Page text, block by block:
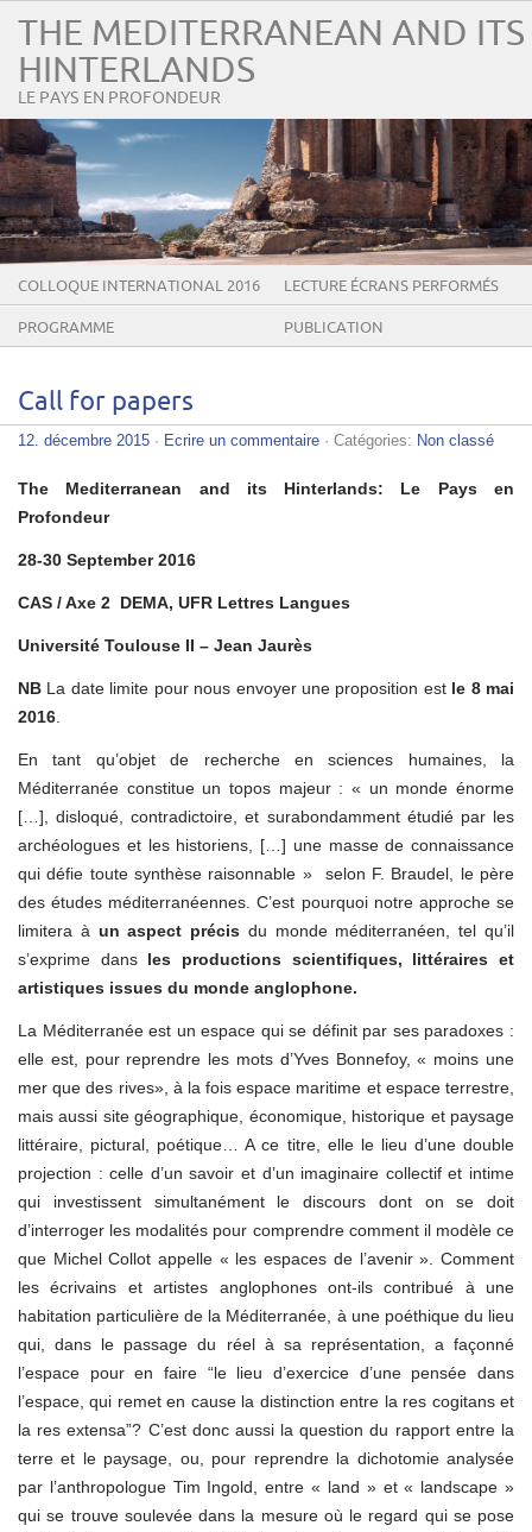
THE MEDITERRANEAN AND ITS
HINTERLANDS
LE PAYS EN PROFONDEUR
COLLOQUE INTERNATIONAL 2016 LECTURE ÉCRANS PERFORMÉS
PROGRAMME PUBLICATION
Call for papers
12. décembre 2015 · Ecrire un commentaire · Catégories: Non classé
The Mediterranean and its Hinterlands: Le Pays en
Profondeur
28-30 September 2016
CAS / Axe 2 DEMA, UFR Lettres Langues
Université Toulouse II – Jean Jaurès
NB La date limite pour nous envoyer une proposition est le 8 mai
2016
En tant qu’objet de recherche en sciences humaines, la
Méditerranée constitue un topos majeur : « un monde énorme
[…], disloqué, contradictoire, et surabondamment étudié par les
archéologues et les historiens, […] une masse de connaissance
qui défie toute synthèse raisonnable » selon F. Braudel, le père
des études méditerranéennes. C’est pourquoi notre approche se
limitera à un aspect précis du monde méditerranéen, tel qu’il
s’exprime dansles productions scientifiques, littéraires et
artistiques issues du monde anglophone.
La Méditerranée est un espace qui se définit par ses paradoxes :
elle est, pour reprendre les mots d’Yves Bonnefoy, « moins une
mer que des rives», à la fois espace maritime et espace terrestre,
mais aussi site géographique, économique, historique et paysage
littéraire, pictural, poétique… A ce titre, elle le lieu d’une double
projection : celle d’un savoir et d’un imaginaire collectif et intime
qui investissent simultanément le discours dont on se doit
d’interroger les modalités pour comprendre comment il modèle ce
que Michel Collot appelle « les espaces de l’avenir ». Comment
les écrivains et artistes anglophones ont-ils contribué à une
habitation particulière de la Méditerranée, à une poéthique du lieu
qui, dans le passage du réel à sa représentation, a façonné
l’espace pour en faire “le lieu d’exercice d’une pensée dans
l’espace, qui remet en cause la distinction entre la res cogitans et
la res extensa”? C’est donc aussi la question du rapport entre la
terre et le paysage, ou, pour reprendre la dichotomie analysée
par l’anthropologue Tim Ingold, entre « land » et « landscape »
qui se trouve soulevée dans la mesure où le regard qui se pose